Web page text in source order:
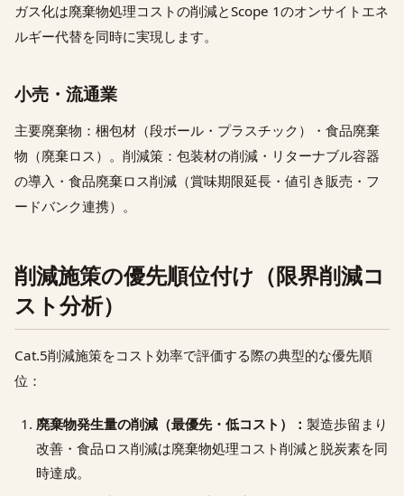
ガス化は廃棄物処理コストの削減とScope 1のオンサイトエネ
ルギー代替を同時に実現します。
小売・流通業
主要廃棄物：梱包材（段ボール・プラスチック）・食品廃棄
物（廃棄ロス）。削減策：包装材の削減・リターナブル容器
の導入・食品廃棄ロス削減（賞味期限延長・値引き販売・フ
ードバンク連携）。
削減施策の優先順位付け（限界削減コ
スト分析）
Cat.5削減施策をコスト効率で評価する際の典型的な優先順
位：
廃棄物発生量の削減（最優先・低コスト）：製造歩留まり
改善・食品ロス削減は廃棄物処理コスト削減と脱炭素を同
時達成。